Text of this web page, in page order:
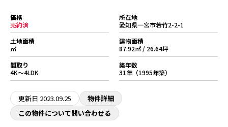
価格
売約済
所在地
愛知県一宮市若竹2-2-1
土地面積
㎡
建物面積
87.92㎡ / 26.64坪
間取り
4K～4LDK
築年数
31年（1995年築）
更新日 2023.09.25
物件詳細
この物件について問い合わせる